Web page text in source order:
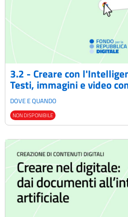
3.2 - Creare con
Testi, immagini e video
DOVE E QUANDO
NON DISPONIBILE